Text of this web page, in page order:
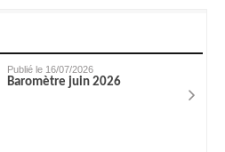
Publié le 16/07/2026
Baromètre juin 2026